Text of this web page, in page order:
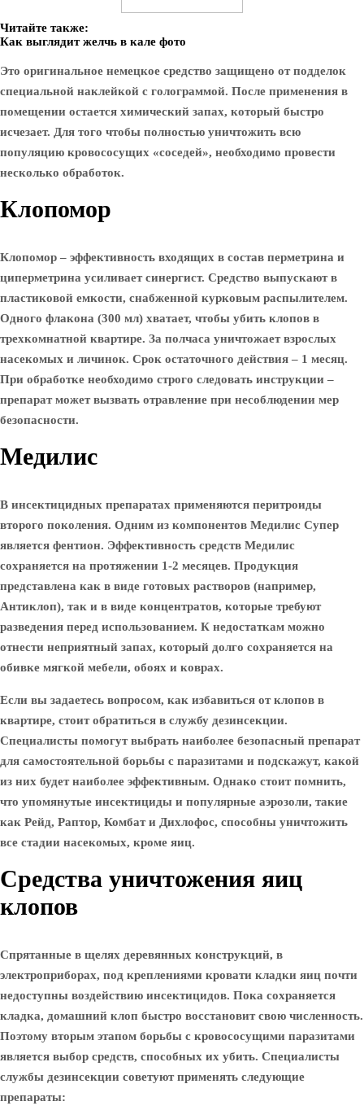
Читайте также:
Как выглядит желчь в кале фото
Это оригинальное немецкое средство защищено от подделок
специальной наклейкой с голограммой. После применения в
помещении остается химический запах, который быстро
исчезает. Для того чтобы полностью уничтожить всю
популяцию кровососущих «соседей», необходимо провести
несколько обработок.
Клопомор
Клопомор – эффективность входящих в состав перметрина и
циперметрина усиливает синергист. Средство выпускают в
пластиковой емкости, снабженной курковым распылителем.
Одного флакона (300 мл) хватает, чтобы убить клопов в
трехкомнатной квартире. За полчаса уничтожает взрослых
насекомых и личинок. Срок остаточного действия – 1 месяц.
При обработке необходимо строго следовать инструкции –
препарат может вызвать отравление при несоблюдении мер
безопасности.
Медилис
В инсектицидных препаратах применяются перитроиды
второго поколения. Одним из компонентов Медилис Супер
является фентион. Эффективность средств Медилис
сохраняется на протяжении 1-2 месяцев. Продукция
представлена как в виде готовых растворов (например,
Антиклоп), так и в виде концентратов, которые требуют
разведения перед использованием. К недостаткам можно
отнести неприятный запах, который долго сохраняется на
обивке мягкой мебели, обоях и коврах.
Если вы задаетесь вопросом, как избавиться от клопов в
квартире, стоит обратиться в службу дезинсекции.
Специалисты помогут выбрать наиболее безопасный препарат
для самостоятельной борьбы с паразитами и подскажут, какой
из них будет наиболее эффективным. Однако стоит помнить,
что упомянутые инсектициды и популярные аэрозоли, такие
как Рейд, Раптор, Комбат и Дихлофос, способны уничтожить
все стадии насекомых, кроме яиц.
Средства уничтожения яиц
клопов
Спрятанные в щелях деревянных конструкций, в
электроприборах, под креплениями кровати кладки яиц почти
недоступны воздействию инсектицидов. Пока сохраняется
кладка, домашний клоп быстро восстановит свою численность.
Поэтому вторым этапом борьбы с кровососущими паразитами
является выбор средств, способных их убить. Специалисты
службы дезинсекции советуют применять следующие
препараты: